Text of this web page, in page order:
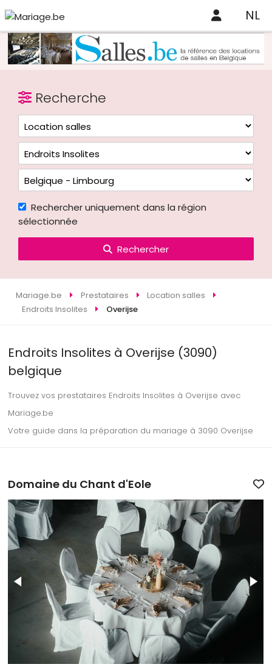
NL
Recherche
Rechercher uniquement dans la région
sélectionnée
Rechercher
Mariage.be Prestataires
Location salles
Endroits Insolites
Overijse
Endroits Insolites à Overijse (3090)
belgique
Trouvez vos prestataires Endroits Insolites à Overijse avec
Mariage.be
Votre guide dans la préparation du mariage à 3090 Overijse
Domaine du Chant d'Eole